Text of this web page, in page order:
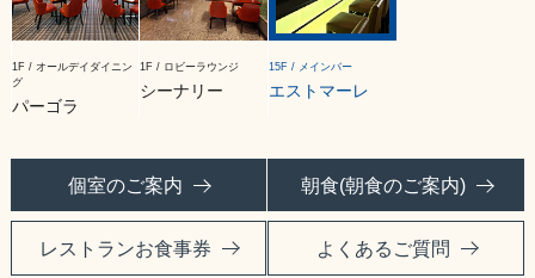
1F / オールデイダイニン
グ
パーゴラ
1F / ロビーラウンジ
シーナリー
15F / メインバー
エストマーレ
個室のご案内 朝食(朝食のご案内)
レストランお食事券 よくあるご質問